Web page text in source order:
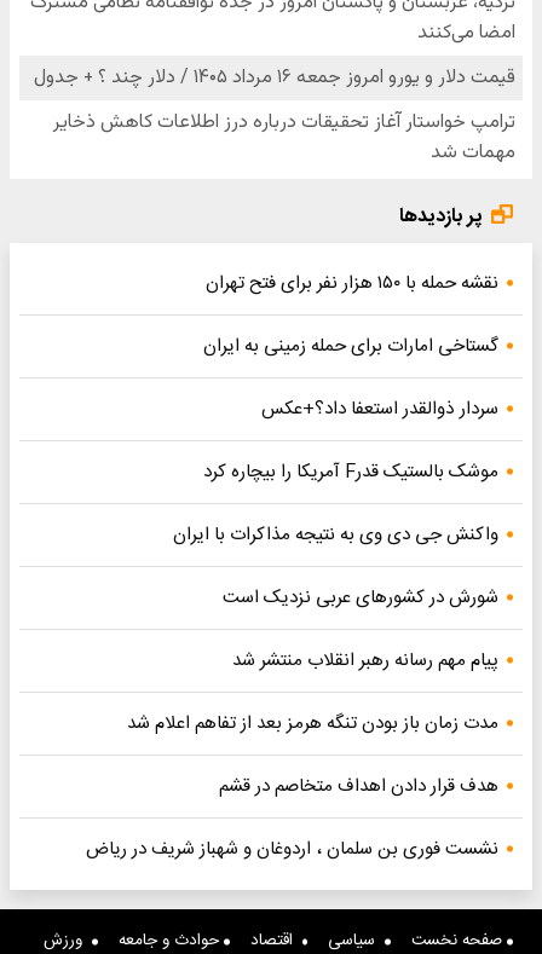
پر بازدیدها
نقشه حمله با ۱۵۰ هزار نفر برای فتح تهران
گستاخی امارات برای حمله زمینی به ایران
سردار ذوالقدر استعفا داد؟+عکس
موشک بالستیک قدرF آمریکا را بیچاره کرد
واکنش جی دی وی به نتیجه مذاکرات با ایران
شورش در کشورهای عربی نزدیک است
پیام مهم رسانه رهبر انقلاب منتشر شد
مدت زمان باز بودن تنگه هرمز بعد از تفاهم اعلام شد
هدف قرار دادن اهداف متخاصم در قشم
نشست فوری بن سلمان ، اردوغان و شهباز شریف در ریاض
صفحه نخست سیاسی اقتصاد حوادث و جامعه ورزش